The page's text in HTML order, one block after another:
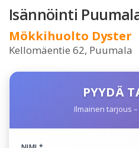
Isännöinti
Mökkihuolto Dyster
Kellomäentie 62, Puumala
PYYDÄ
Ilmainen tarjous